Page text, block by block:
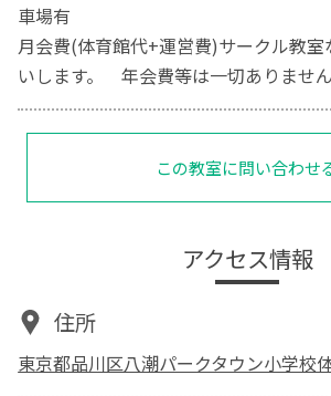
車場有
月会費(体育館代+運営費)サークル教
いします。 年会費等は一切ありません
この教室に問い合わせ
アクセス情報
住所
東京都品川区八潮パークタウン小学校